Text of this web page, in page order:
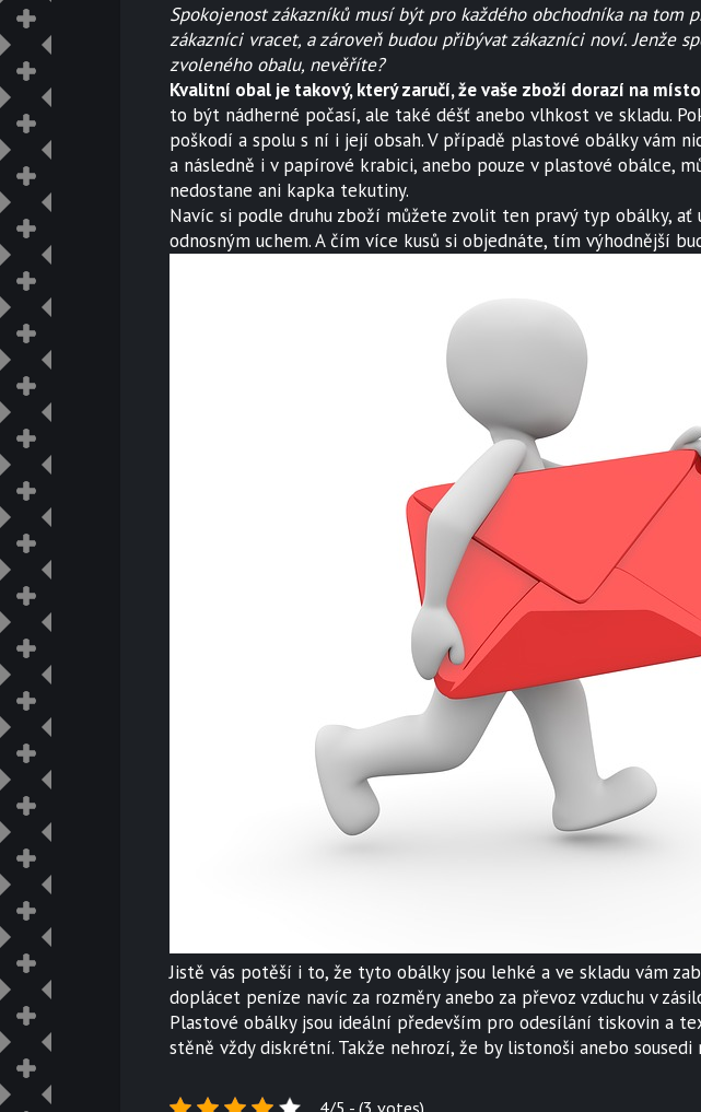
Spokojenost zákazníků musí být pro každého obchodníka na
zákazníci vracet, a zároveň budou přibývat zákazníci noví. Jenže
zvoleného obalu, nevěříte?
Kvalitní obal je takový, který zaručí, že vaše zboží dorazí na
to být nádherné počasí, ale také déšť anebo vlhkost ve skladu.
poškodí a spolu s ní i její obsah. V případě plastové obálky vám
a následně i v papírové krabici, anebo pouze v plastové obálce,
nedostane ani kapka tekutiny.
Navíc si podle druhu zboží můžete zvolit ten pravý typ obálky,
odnosným uchem. A čím více kusů si objednáte, tím výhodnější
Jistě vás potěší i to, že tyto obálky jsou lehké a ve skladu vám
doplácet peníze navíc za rozměry anebo za převoz vzduchu v
Plastové obálky jsou ideální především pro odesílání tiskovin a
stěně vždy diskrétní. Takže nehrozí, že by listonoši anebo
4/5 - (3 votes)